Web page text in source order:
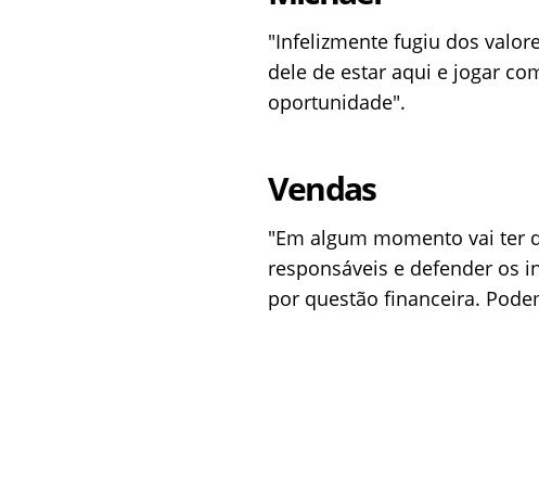
"Infelizmente fugiu dos
dele de estar aqui e jogar
oportunidade".
Vendas
"Em algum momento vai ter
responsáveis e defender os
por questão financeira.